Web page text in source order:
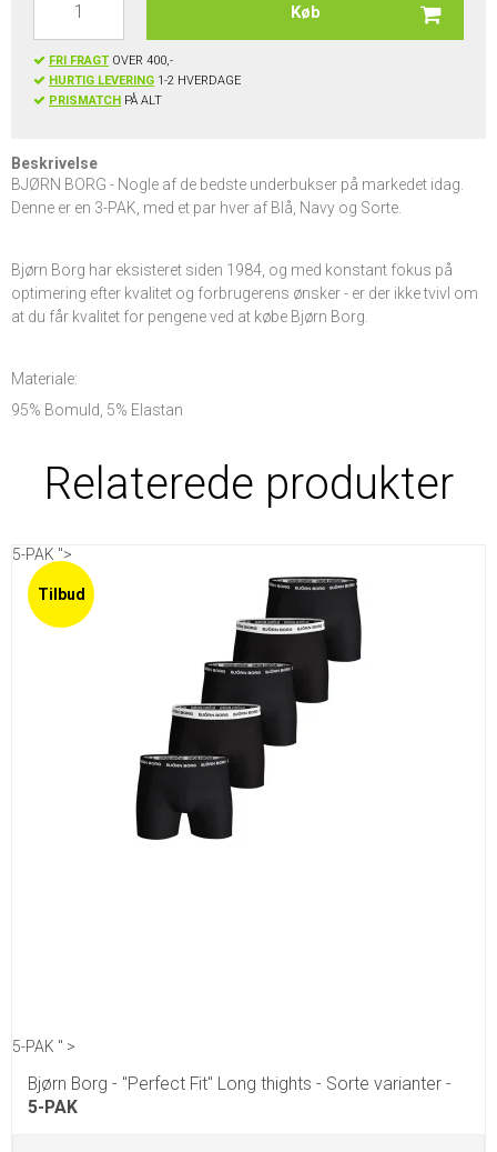
Køb
FRI FRAGT OVER 400,-
HURTIG LEVERING 1-2 HVERDAGE
PRISMATCH PÅ ALT
Beskrivelse
BJØRN BORG - Nogle af de bedste underbukser på markedet idag.
Denne er en 3-PAK, med et par hver af Blå, Navy og Sorte.
Bjørn Borg har eksisteret siden 1984, og med konstant fokus på
optimering efter kvalitet og forbrugerens ønsker - er der ikke tvivl om
at du får kvalitet for pengene ved at købe Bjørn Borg.
Materiale:
95% Bomuld, 5% Elastan
Relaterede produkter
Tilbud
5-PAK ">
5-PAK " >
Bjørn Borg - "Perfect Fit" Long thights - Sorte varianter -
5-PAK